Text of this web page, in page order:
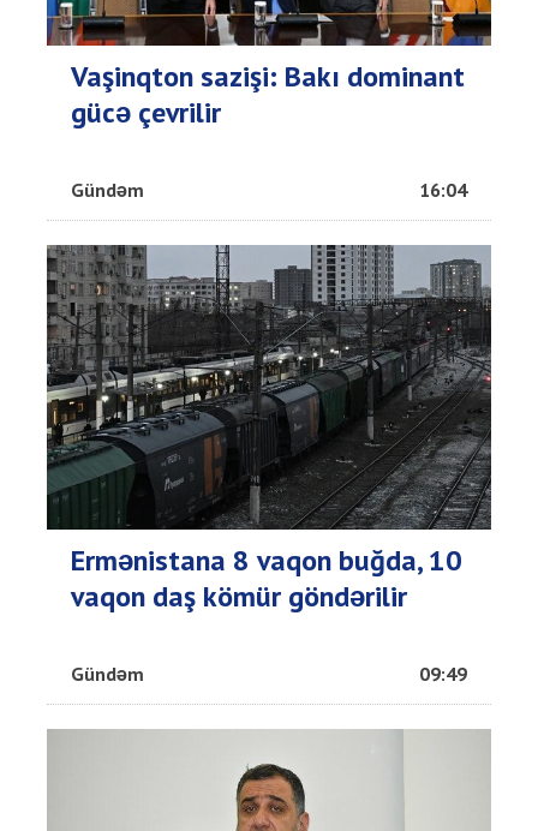
Vaşinqton sazişi: Bakı dominant
gücə çevrilir
Gündəm 16:04
Ermənistana 8 vaqon buğda, 10
vaqon daş kömür göndərilir
Gündəm 09:49